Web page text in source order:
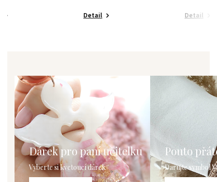
Detail Detail
Dárek pro paní učitelku
Vyberte si kvetoucí dárek
Pouto
Darujte symbol